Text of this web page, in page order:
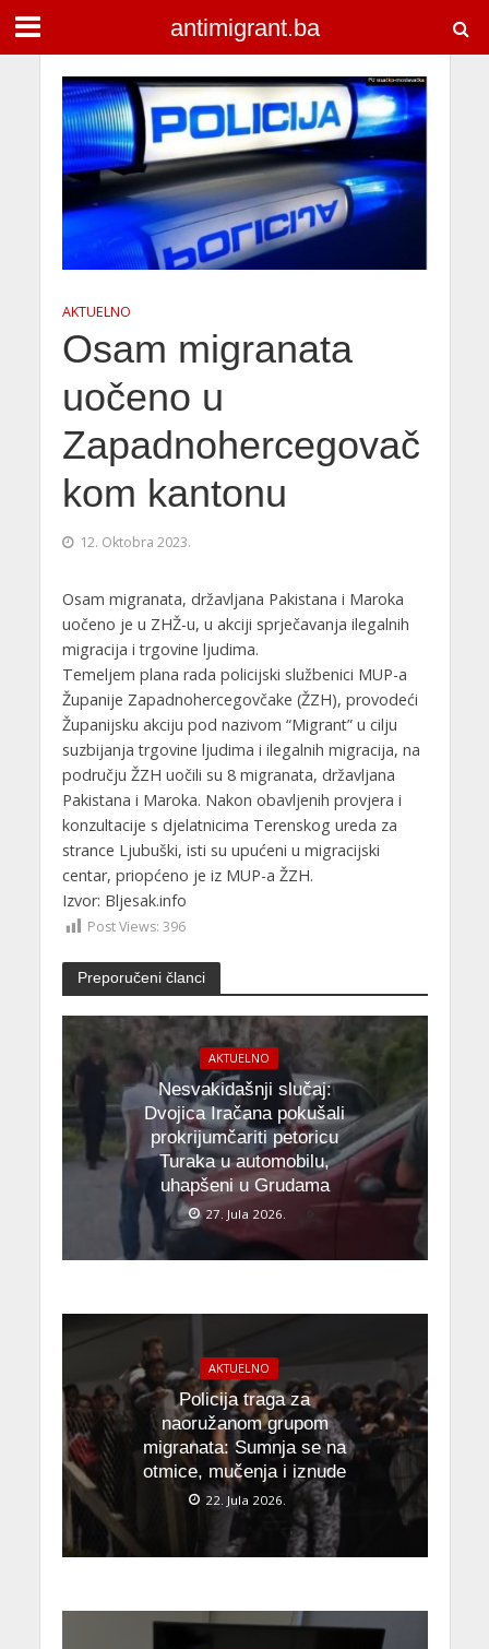
antimigrant.ba
AKTUELNO
Osam migranata
uočeno u
Zapadnohercegovač
kom kantonu
12. Oktobra 2023.
Osam migranata, državljana Pakistana i Maroka
uočeno je u ZHŽ-u, u akciji sprječavanja ilegalnih
migracija i trgovine ljudima.
Temeljem plana rada policijski službenici MUP-a
Županije Zapadnohercegovčake (ŽZH), provodeći
Županijsku akciju pod nazivom “Migrant” u cilju
suzbijanja trgovine ljudima i ilegalnih migracija, na
području ŽZH uočili su 8 migranata, državljana
Pakistana i Maroka. Nakon obavljenih provjera i
konzultacije s djelatnicima Terenskog ureda za
strance Ljubuški, isti su upućeni u migracijski
centar, priopćeno je iz MUP-a ŽZH.
Izvor: Bljesak.info
Post Views: 396
Preporučeni članci
AKTUELNO
Nesvakidašnji slučaj:
Dvojica Iračana pokušali
prokrijumčariti petoricu
Turaka u automobilu,
uhapšeni u Grudama
27. Jula 2026.
AKTUELNO
Policija traga za
naoružanom grupom
migranata: Sumnja se na
otmice, mučenja i iznude
22. Jula 2026.